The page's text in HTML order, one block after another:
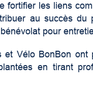
fortifier les liens
au succès du
pour
et Vélo BonBon
en tirant